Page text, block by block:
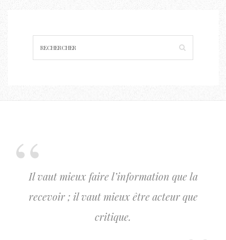
Il vaut mieux faire l’information que la
recevoir ; il vaut mieux être acteur que
critique.